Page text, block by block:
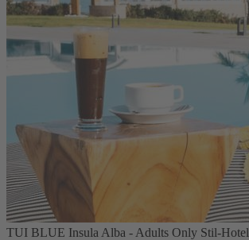
TUI BLUE Insula Alba - Adults Only Stil-Hotel